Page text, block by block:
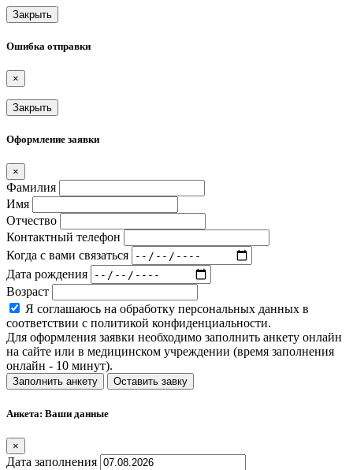
Закрыть
Ошибка отправки
×
Закрыть
Оформление заявки
×
Фамилия
Имя
Отчество
Контактный телефон
Когда с вами связаться
Дата рождения
Возраст
Я соглашаюсь на обработку персональных данных в
соответствии с политикой конфиденциальности.
Для оформления заявки необходимо заполнить анкету онлайн
на сайте или в медицинском учреждении (время заполнения
онлайн - 10 минут).
Заполнить анкету Оставить завку
Анкета: Ваши данные
×
Дата заполнения